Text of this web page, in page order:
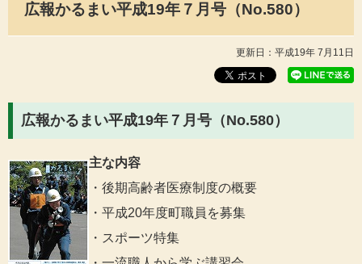
ン
メ
広報かるまい平成19年７月号（No.580）
更新日：平成19年 7月11日
広報かるまい平成19年７月号（No.580）
主な内容
・後期高齢者医療制度の概要
・平成20年度町職員を募集
・スポーツ特集